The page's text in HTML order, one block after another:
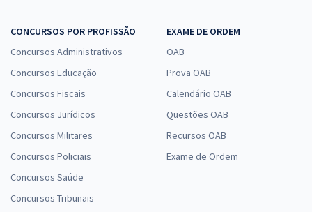
CONCURSOS POR PROFISSÃO
Concursos Administrativos
Concursos Educação
Concursos Fiscais
Concursos Jurídicos
Concursos Militares
Concursos Policiais
Concursos Saúde
Concursos Tribunais
EXAME DE ORDEM
OAB
Prova OAB
Calendário OAB
Questões OAB
Recursos OAB
Exame de Ordem